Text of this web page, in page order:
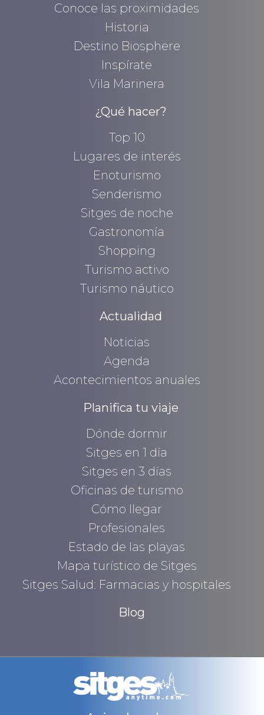
Conoce las proximidades
Historia
Destino Biosphere
Inspírate
Vila Marinera
¿Qué hacer?
Top 10
Lugares de interés
Enoturismo
Senderismo
Sitges de noche
Gastronomía
Shopping
Turismo activo
Turismo náutico
Actualidad
Noticias
Agenda
Acontecimientos anuales
Planifica tu viaje
Dónde dormir
Sitges en 1 día
Sitges en 3 días
Oficinas de turismo
Cómo llegar
Profesionales
Estado de las playas
Mapa turístico de Sitges
Sitges Salud: Farmacias y hospitales
Blog